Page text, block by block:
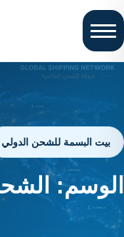
بيت البسمة للشحن الدولي
الوسم: